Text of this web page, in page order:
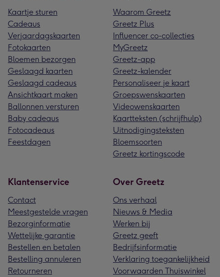
Kaartje sturen
Cadeaus
Verjaardagskaarten
Fotokaarten
Bloemen bezorgen
Geslaagd kaarten
Geslaagd cadeaus
Ansichtkaart maken
Ballonnen versturen
Baby cadeaus
Fotocadeaus
Feestdagen
Waarom Greetz
Greetz Plus
Influencer co-collecties
MyGreetz
Greetz-app
Greetz-kalender
Personaliseer je kaart
Groepswenskaarten
Videowenskaarten
Kaartteksten (schrijfhulp)
Uitnodigingsteksten
Bloemsoorten
Greetz kortingscode
Klantenservice
Contact
Meestgestelde vragen
Bezorginformatie
Wettelijke garantie
Bestellen en betalen
Bestelling annuleren
Retourneren
Over Greetz
Ons verhaal
Nieuws & Media
Werken bij
Greetz geeft
Bedrijfsinformatie
Verklaring toegankelijkheid
Voorwaarden Thuiswinkel